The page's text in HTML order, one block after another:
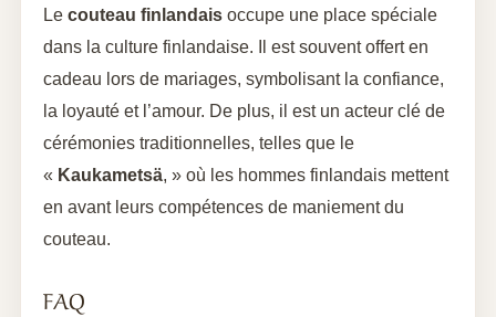
Le couteau finlandais occupe une place spéciale
dans la culture finlandaise. Il est souvent offert en
cadeau lors de mariages, symbolisant la confiance,
la loyauté et l’amour. De plus, il est un acteur clé de
cérémonies traditionnelles, telles que le
« Kaukametsä, » où les hommes finlandais mettent
en avant leurs compétences de maniement du
couteau.
FAQ